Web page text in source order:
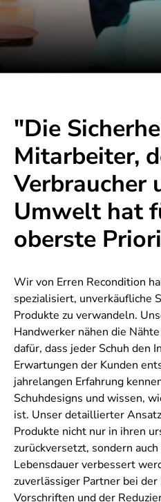
"Die
Mitarbeiter,
Verbraucher
Umwelt hat
oberste
Wir von Erren Recondition
spezialisiert, unverkäufliche
Produkte zu verwandeln.
Handwerker nähen die
dafür, dass jeder Schuh den
Erwartungen der Kunden
jahrelangen Erfahrung
Schuhdesigns und wissen,
ist. Unser detaillierter
Produkte nicht nur in ihren
zurückversetzt, sondern
Lebensdauer verbessert
zuverlässiger Partner bei der
Vorschriften und der